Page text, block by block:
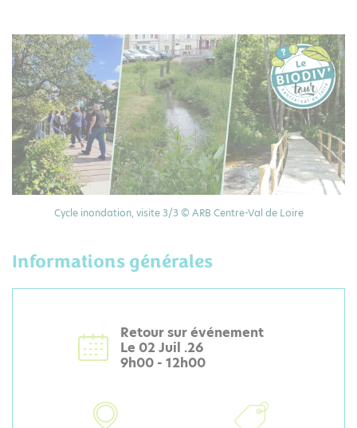
Cycle inondation, visite 3/3 © ARB Centre-Val de Loire
Informations générales
Retour sur événement
Le 02 Juil .26
9h00 - 12h00